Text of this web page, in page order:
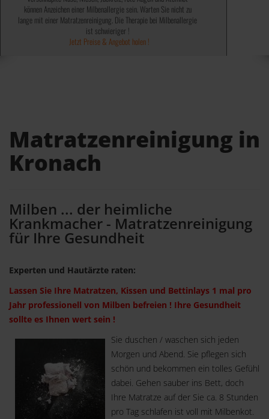
können Anzeichen einer Milbenallergie sein. Warten Sie nicht zu
lange mit einer Matratzenreinigung. Die Therapie bei Milbenallergie
ist schwieriger !
Jetzt Preise & Angebot holen !
✓ Abtöten von 99,9% Bakterien, Keime, Viren und Sporen ✓
✓ Wird von einigen Kassen bezahlt ✓
Jetzt Preise & Angebot holen !
✓ 100% ohne chemische Mittel ✓
✓ Keine teuren Spray´s notwendig ✓
✓ Kosten steuerlich absetzbar ✓
Jetzt Preise & Angebot holen !
Matratzenreinigung in
Kronach
Milben ... der heimliche
Krankmacher - Matratzenreinigung
für Ihre Gesundheit
Experten und Hautärzte raten:
Lassen Sie Ihre Matratzen, Kissen und Bettinlays 1 mal pro
Jahr professionell von Milben befreien ! Ihre Gesundheit
sollte es Ihnen wert sein !
Sie duschen / waschen sich jeden
Morgen und Abend. Sie pflegen sich
schön und bekommen ein tolles Gefühl
dabei. Gehen sauber ins Bett, doch
Ihre Matratze auf der Sie ca. 8 Stunden
pro Tag schlafen ist voll mit Milbenkot.